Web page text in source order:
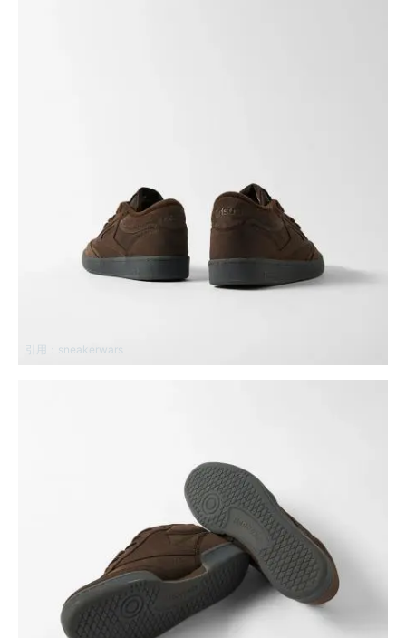
引用： sneakerwars